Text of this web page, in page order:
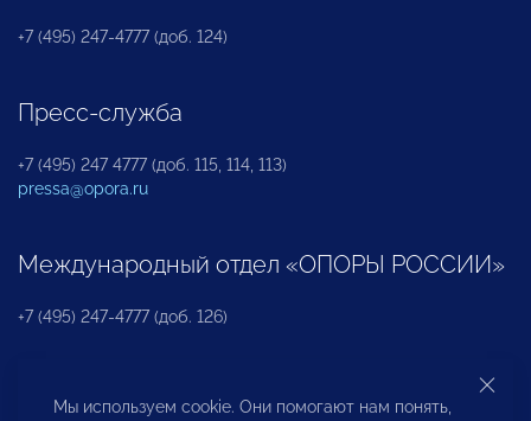
+7 (495) 247-4777 (доб. 124)
Пресс-служба
+7 (495) 247 4777 (доб. 115, 114, 113)
pressa@opora.ru
Международный отдел «ОПОРЫ РОССИИ»
+7 (495) 247-4777 (доб. 126)
Бюро по защите прав предпринимателей и
Мы используем cookie. Они помогают нам понять,